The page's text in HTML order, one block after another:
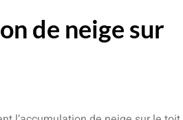
de neige sur